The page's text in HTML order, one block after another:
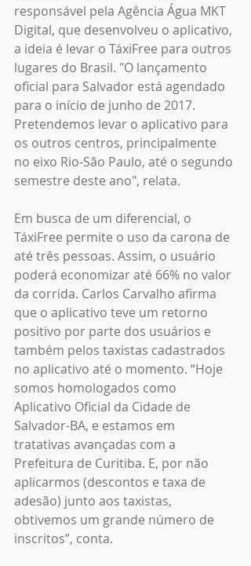
responsável pela Agência Água MKT
Digital, que desenvolveu o aplicativo,
a ideia é levar o TáxiFree para outros
lugares do Brasil. "O lançamento
oficial para Salvador está agendado
para o início de junho de 2017.
Pretendemos levar o aplicativo para
os outros centros, principalmente
no eixo Rio-São Paulo, até o segundo
semestre deste ano", relata.
Em busca de um diferencial, o
TáxiFree permite o uso da carona de
até três pessoas. Assim, o usuário
poderá economizar até 66% no valor
da corrida. Carlos Carvalho afirma
que o aplicativo teve um retorno
positivo por parte dos usuários e
também pelos taxistas cadastrados
no aplicativo até o momento. “Hoje
somos homologados como
Aplicativo Oficial da Cidade de
Salvador-BA, e estamos em
tratativas avançadas com a
Prefeitura de Curitiba. E, por não
aplicarmos (descontos e taxa de
adesão) junto aos taxistas,
obtivemos um grande número de
inscritos”, conta.